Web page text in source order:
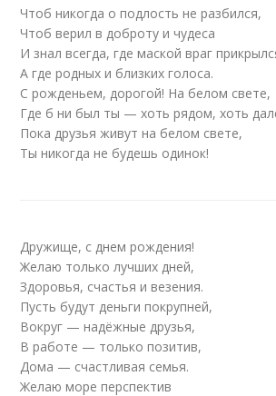
Чтоб никогда о подлость не разбился,
Чтоб верил в доброту и чудеса
И знал всегда, где маской враг
А где родных и близких голоса.
С рожденьем, дорогой! На белом свете,
Где б ни был ты — хоть рядом, хоть
Пока друзья живут на белом свете,
Ты никогда не будешь одинок!
Дружище, с днем рождения!
Желаю только лучших дней,
Здоровья, счастья и везения.
Пусть будут деньги покрупней,
Вокруг — надёжные друзья,
В работе — только позитив,
Дома — счастливая семья.
Желаю море перспектив